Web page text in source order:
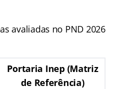
avaliadas no PND 2026
Portaria Inep (Matriz
de Referência)